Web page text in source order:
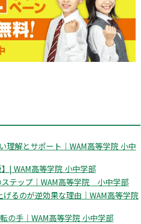
理解とサポート｜WAM高等学院 小中
| WAM高等学院 小中学部
ステップ｜WAM高等学院 小中学部
るのが逆効果な理由｜WAM高等学院
の手｜WAM高等学院 小中学部